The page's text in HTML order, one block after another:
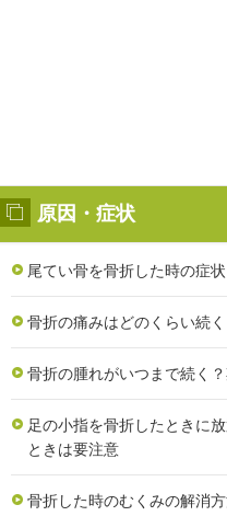
原因・症状
尾てい骨を骨折した時の症
骨折の痛みはどのくらい続
骨折の腫れがいつまで続く
足の小指を骨折したときに
ときは要注意
骨折した時のむくみの解消